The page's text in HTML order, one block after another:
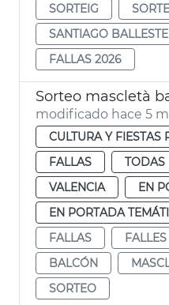
SORTEIG
SANTIAGO
FALLAS 2026
Sorteo mascletà
modificado hace 5
CULTURA Y FIESTAS
FALLAS
TODAS
VALENCIA
EN
EN PORTADA
FALLAS
FALLES
BALCÓN
SORTEO